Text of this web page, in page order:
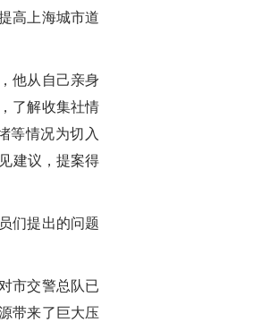
高上海城市道
他从自己亲身
了解收集社情
等情况为切入
建议，提案得
们提出的问题
市交警总队已
带来了巨大压